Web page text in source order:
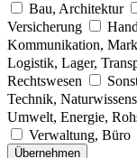
Bau, Architektur
Versicherung
Kommunikation,
Logistik, Lager,
Rechtswesen
Technik,
Umwelt, Energie,
Verwaltung, Büro
Übernehmen